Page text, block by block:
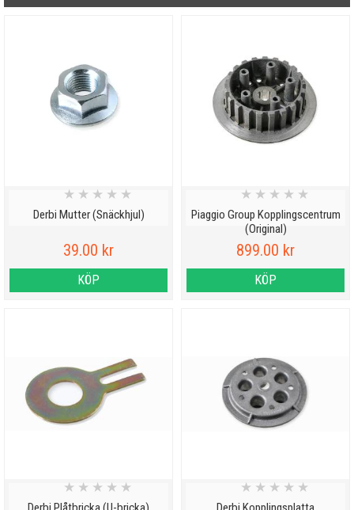
Derbi Mutter (Snäckhjul)
★ ★ ★ ★ ★
39.00 kr
KÖP
Piaggio Group Kopplingscentrum
(Original)
★ ★ ★ ★ ★
899.00 kr
KÖP
★ ★ ★ ★ ★ ★ ★ ★ ★ ★